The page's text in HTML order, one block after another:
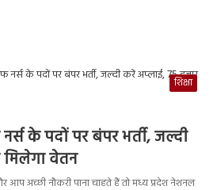
शिक्षा
के पदों पर बंपर भर्ती, जल्दी
वेतन
अच्छी नौकरी पाना चाहते हैं तो मध्य प्रदेश नेशनल